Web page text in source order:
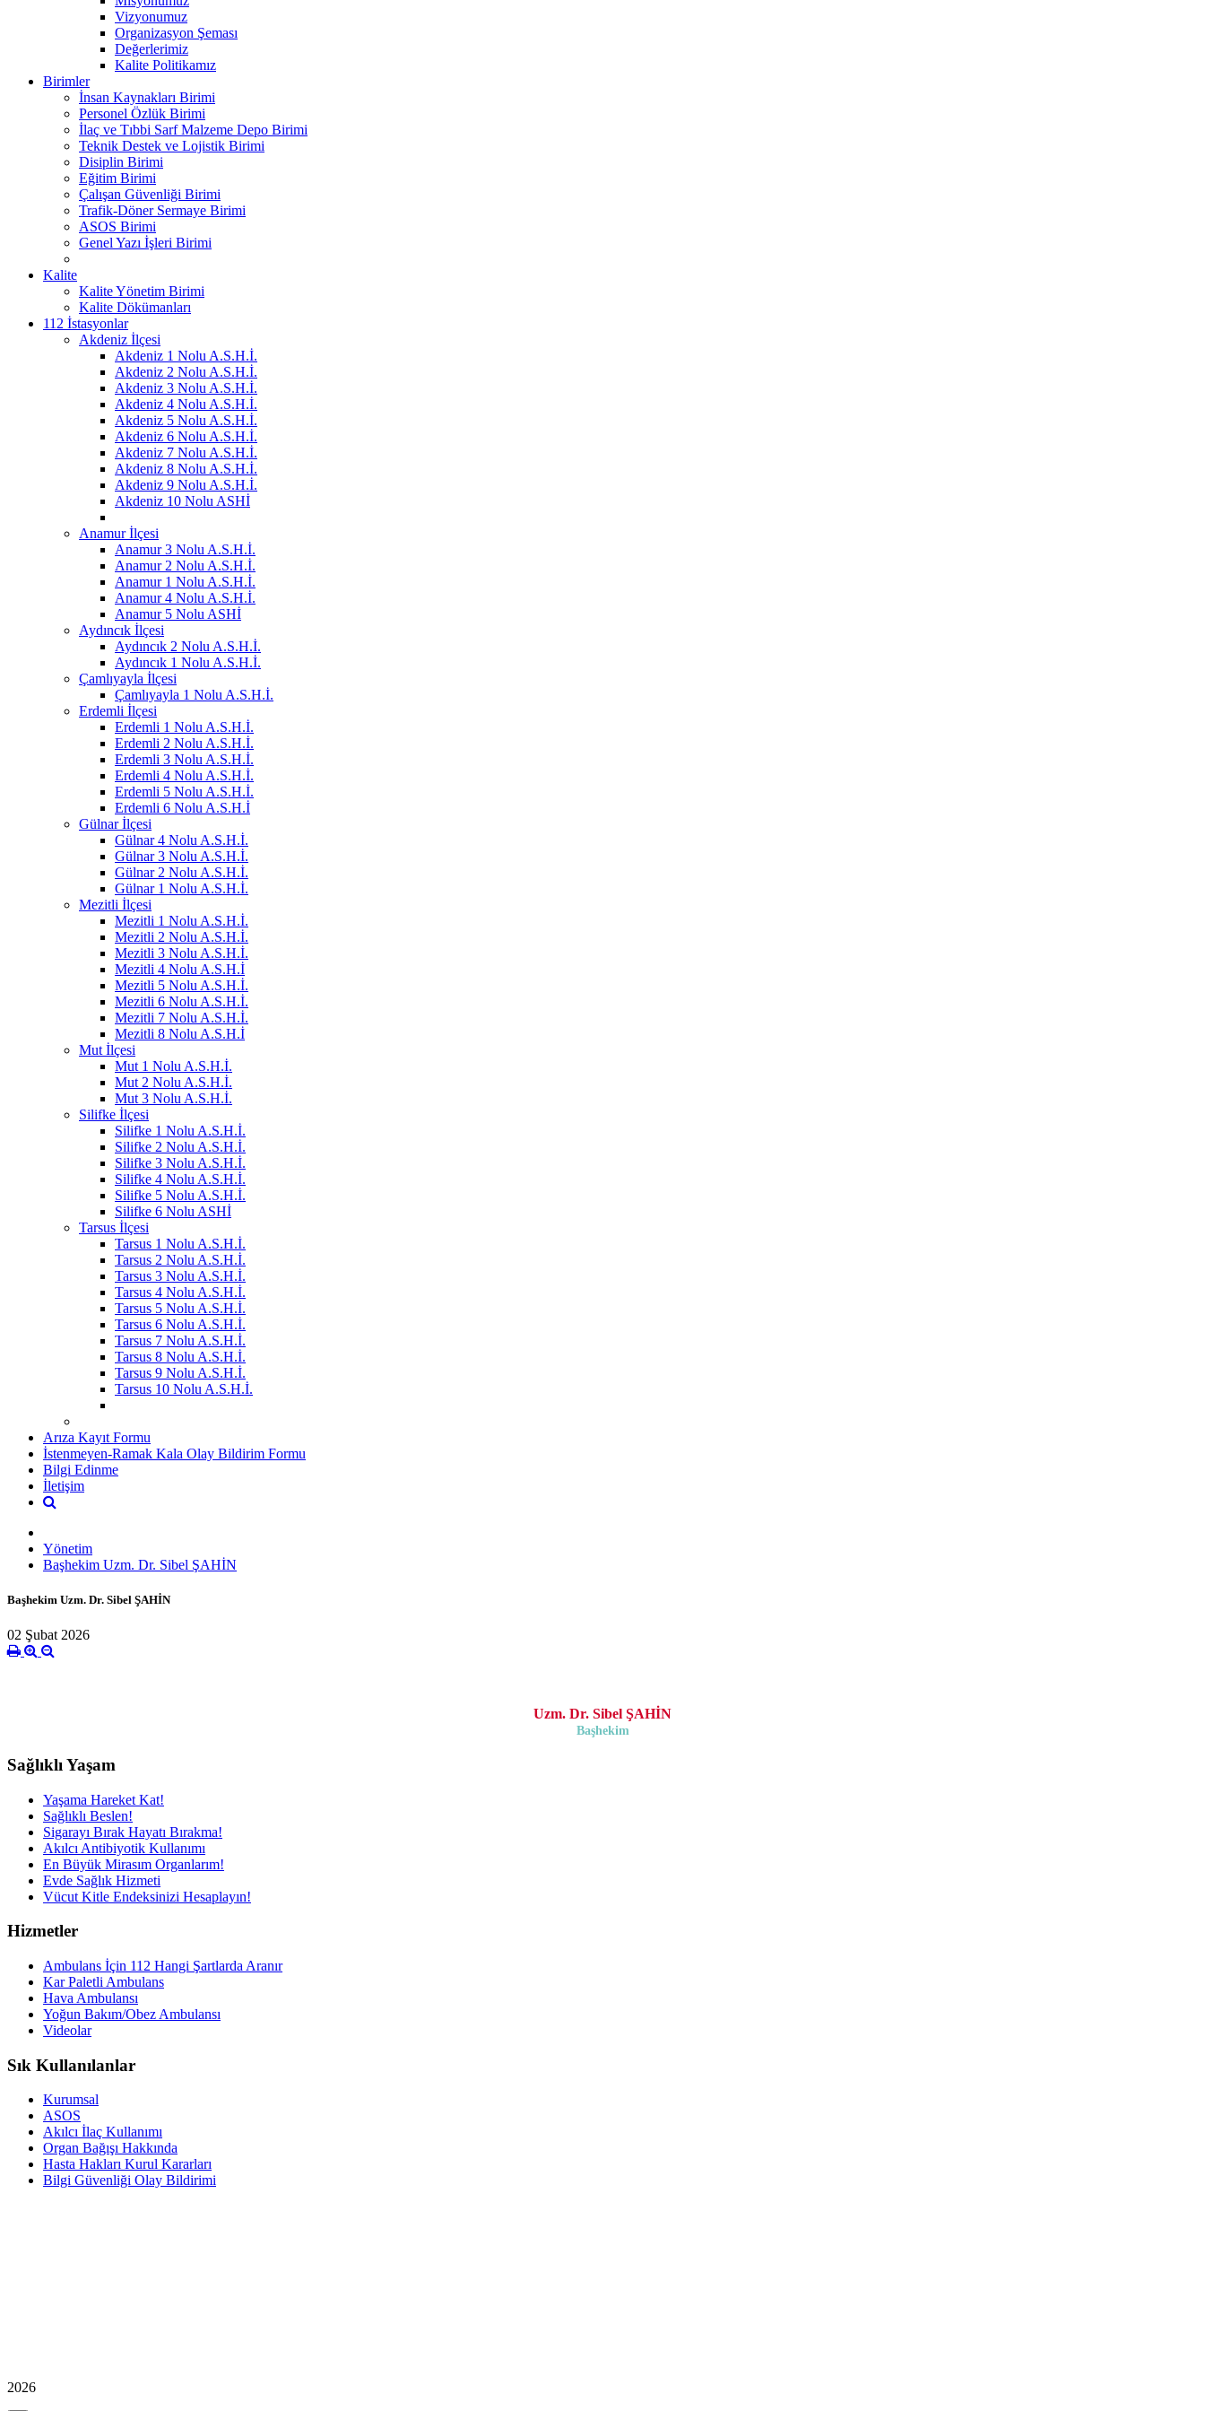
Vizyonumuz
Organizasyon Şeması
Değerlerimiz
Kalite Politikamız
Birimler
İnsan Kaynakları Birimi
Personel Özlük Birimi
İlaç ve Tıbbi Sarf Malzeme Depo Birimi
Teknik Destek ve Lojistik Birimi
Disiplin Birimi
Eğitim Birimi
Çalışan Güvenliği Birimi
Trafik-Döner Sermaye Birimi
ASOS Birimi
Genel Yazı İşleri Birimi
Kalite
Kalite Yönetim Birimi
Kalite Dökümanları
112 İstasyonlar
Akdeniz İlçesi
Akdeniz 1 Nolu A.S.H.İ.
Akdeniz 2 Nolu A.S.H.İ.
Akdeniz 3 Nolu A.S.H.İ.
Akdeniz 4 Nolu A.S.H.İ.
Akdeniz 5 Nolu A.S.H.İ.
Akdeniz 6 Nolu A.S.H.İ.
Akdeniz 7 Nolu A.S.H.İ.
Akdeniz 8 Nolu A.S.H.İ.
Akdeniz 9 Nolu A.S.H.İ.
Akdeniz 10 Nolu ASHİ
Anamur İlçesi
Anamur 3 Nolu A.S.H.İ.
Anamur 2 Nolu A.S.H.İ.
Anamur 1 Nolu A.S.H.İ.
Anamur 4 Nolu A.S.H.İ.
Anamur 5 Nolu ASHİ
Aydıncık İlçesi
Aydıncık 2 Nolu A.S.H.İ.
Aydıncık 1 Nolu A.S.H.İ.
Çamlıyayla İlçesi
Çamlıyayla 1 Nolu A.S.H.İ.
Erdemli İlçesi
Erdemli 1 Nolu A.S.H.İ.
Erdemli 2 Nolu A.S.H.İ.
Erdemli 3 Nolu A.S.H.İ.
Erdemli 4 Nolu A.S.H.İ.
Erdemli 5 Nolu A.S.H.İ.
Erdemli 6 Nolu A.S.H.İ
Gülnar İlçesi
Gülnar 4 Nolu A.S.H.İ.
Gülnar 3 Nolu A.S.H.İ.
Gülnar 2 Nolu A.S.H.İ.
Gülnar 1 Nolu A.S.H.İ.
Mezitli İlçesi
Mezitli 1 Nolu A.S.H.İ.
Mezitli 2 Nolu A.S.H.İ.
Mezitli 3 Nolu A.S.H.İ.
Mezitli 4 Nolu A.S.H.İ
Mezitli 5 Nolu A.S.H.İ.
Mezitli 6 Nolu A.S.H.İ.
Mezitli 7 Nolu A.S.H.İ.
Mezitli 8 Nolu A.S.H.İ
Mut İlçesi
Mut 1 Nolu A.S.H.İ.
Mut 2 Nolu A.S.H.İ.
Mut 3 Nolu A.S.H.İ.
Silifke İlçesi
Silifke 1 Nolu A.S.H.İ.
Silifke 2 Nolu A.S.H.İ.
Silifke 3 Nolu A.S.H.İ.
Silifke 4 Nolu A.S.H.İ.
Silifke 5 Nolu A.S.H.İ.
Silifke 6 Nolu ASHİ
Tarsus İlçesi
Tarsus 1 Nolu A.S.H.İ.
Tarsus 2 Nolu A.S.H.İ.
Tarsus 3 Nolu A.S.H.İ.
Tarsus 4 Nolu A.S.H.İ.
Tarsus 5 Nolu A.S.H.İ.
Tarsus 6 Nolu A.S.H.İ.
Tarsus 7 Nolu A.S.H.İ.
Tarsus 8 Nolu A.S.H.İ.
Tarsus 9 Nolu A.S.H.İ.
Tarsus 10 Nolu A.S.H.İ.
Arıza Kayıt Formu
İstenmeyen-Ramak Kala Olay Bildirim Formu
Bilgi Edinme
İletişim
Yönetim
Başhekim Uzm. Dr. Sibel ŞAHİN
Başhekim Uzm. Dr. Sibel ŞAHİN
02 Şubat 2026
Uzm. Dr. Sibel ŞAHİN
Başhekim
Sağlıklı Yaşam
Yaşama Hareket Kat!
Sağlıklı Beslen!
Sigarayı Bırak Hayatı Bırakma!
Akılcı Antibiyotik Kullanımı
En Büyük Mirasım Organlarım!
Evde Sağlık Hizmeti
Vücut Kitle Endeksinizi Hesaplayın!
Hizmetler
Ambulans İçin 112 Hangi Şartlarda Aranır
Kar Paletli Ambulans
Hava Ambulansı
Yoğun Bakım/Obez Ambulansı
Videolar
Sık Kullanılanlar
Kurumsal
ASOS
Akılcı İlaç Kullanımı
Organ Bağışı Hakkında
Hasta Hakları Kurul Kararları
Bilgi Güvenliği Olay Bildirimi
2026